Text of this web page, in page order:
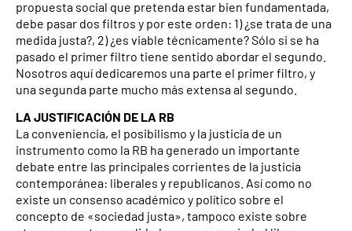
propuesta social que pretenda estar bien fundamentada,
debe pasar dos filtros y por este orden: 1) ¿se trata de una
medida justa?, 2) ¿es viable técnicamente? Sólo si se ha
pasado el primer filtro tiene sentido abordar el segundo.
Nosotros aquí dedicaremos una parte el primer filtro, y
una segunda parte mucho más extensa al segundo.
LA JUSTIFICACIÓN DE LA RB
La conveniencia, el posibilismo y la justicia de un
instrumento como la RB ha generado un importante
debate entre las principales corrientes de la justicia
contemporánea: liberales y republicanos. Así como no
existe un consenso académico y político sobre el
concepto de «sociedad justa», tampoco existe sobre